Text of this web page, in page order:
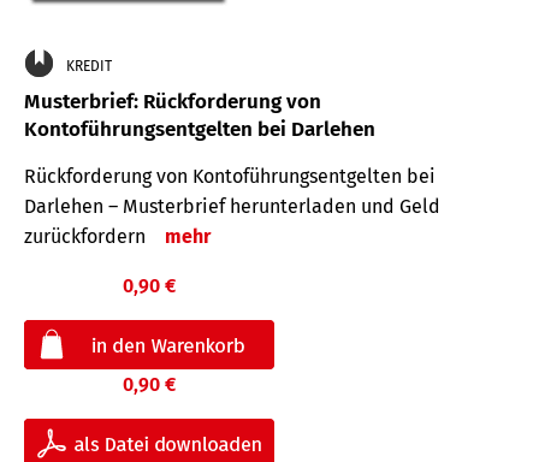
KREDIT
Musterbrief: Rückforderung von
Kontoführungsentgelten bei Darlehen
Rückforderung von Kontoführungsentgelten bei
Darlehen – Musterbrief herunterladen und Geld
zurückfordern
mehr
0,90 €
0,90 €